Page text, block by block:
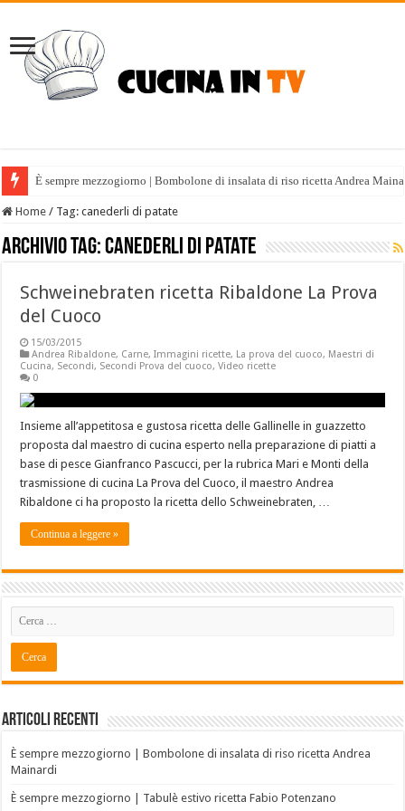
È sempre mezzogiorno | Bombolone di insalata di riso ricetta Andrea
Home / Tag:canederli di patate
Archivio tag:canederli di patate
Schweinebraten ricetta Ribaldone La Prova
del Cuoco
15/03/2015
Andrea Ribaldone, Carne,Immagini ricette, La prova del cuoco, Maestri di
Cucina, Secondi, Secondi Prova del cuoco,Video ricette
0
Insieme all’appetitosa e gustosa ricetta delle Gallinelle in guazzetto
proposta dal maestro di cucina esperto nella preparazione di piatti a
base di pesce Gianfranco Pascucci, per la rubrica Mari e Monti della
trasmissione di cucina La Prova del Cuoco, il maestro Andrea
Ribaldone ci ha proposto la ricetta dello Schweinebraten, …
Continua a leggere »
Articoli recenti
È sempre mezzogiorno | Bombolone di insalata di riso ricetta Andrea
Mainardi
È sempre mezzogiorno | Tabulè estivo ricetta Fabio Potenzano